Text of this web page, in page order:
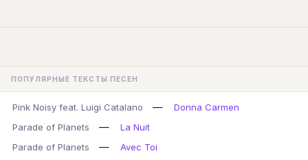
ПОПУЛЯРНЫЕ ТЕКСТЫ ПЕСЕН
Pink Noisy feat. Luigi Catalano —
Donna Carmen
Parade of Planets
—
La Nuit
Parade of Planets
—
Avec Toi